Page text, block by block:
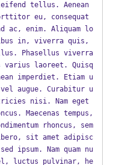
tellus. Aenean
eu, consequat
ac, enim. Aliquam lo
in, viverra quis,
Phasellus viverra
varius laoreet. Quisq
imperdiet. Etiam u
augue. Curabitur u
nisi. Nam eget
Maecenas tempus,
rhoncus, sem
sit amet adipisc
ipsum. Nam quam nu
luctus pulvinar, he